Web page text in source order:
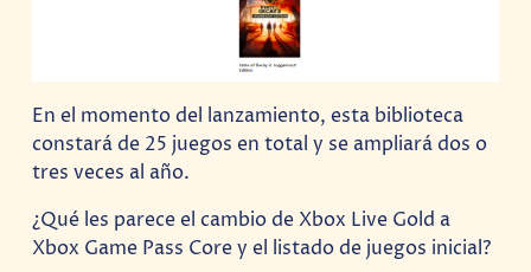
En el momento del lanzamiento, esta biblioteca
constará de 25 juegos en total y se ampliará dos o
tres veces al año.
¿Qué les parece el cambio de Xbox Live Gold a
Xbox Game Pass Core y el listado de juegos inicial?